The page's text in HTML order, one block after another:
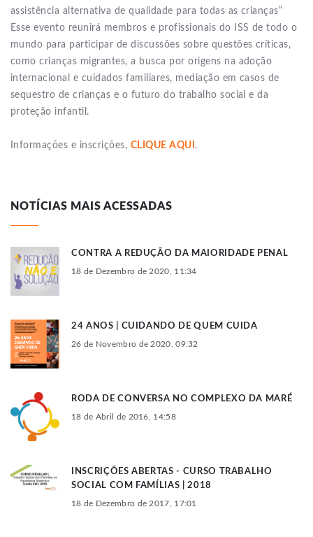
assistência alternativa de qualidade para todas as crianças”
Esse evento reunirá membros e profissionais do ISS de todo o
mundo para participar de discussões sobre questões críticas,
como crianças migrantes, a busca por origens na adoção
internacional e cuidados familiares, mediação em casos de
sequestro de crianças e o futuro do trabalho social e da
proteção infantil.
Informações e inscrições, CLIQUE AQUI .
NOTÍCIAS MAIS ACESSADAS
CONTRA A REDUÇÃO DA MAIORIDADE PENAL
18 de Dezembro de 2020, 11:34
24 ANOS | CUIDANDO DE QUEM CUIDA
26 de Novembro de 2020, 09:32
RODA DE CONVERSA NO COMPLEXO DA MARÉ
18 de Abril de 2016, 14:58
INSCRIÇÕES ABERTAS - CURSO TRABALHO
SOCIAL COM FAMÍLIAS | 2018
18 de Dezembro de 2017, 17:01